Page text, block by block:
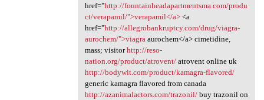
href="http://fountainheadapartmentsma.com/produ
ct/verapamil/">verapamil</a><a
href="http://allegrobankruptcy.com/drug/viagra-
aurochem/">viagra aurochem</a> cimetidine,
mass; visitorhttp://reso-
nation.org/product/atrovent/atrovent online uk
http://bodywit.com/product/kamagra-flavored/
generic kamagra flavored from canada
http://azanimalactors.com/trazonil/buy trazonil on